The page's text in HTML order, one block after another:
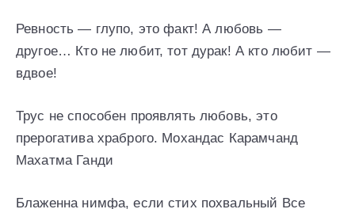
Ревность — глупо, это факт! А любовь —
другое… Кто не любит, тот дурак! А кто любит —
вдвое!
Трус не способен проявлять любовь, это
прерогатива храброго. Мохандас Карамчанд
Махатма Ганди
Блаженна нимфа, если стих похвальный Все